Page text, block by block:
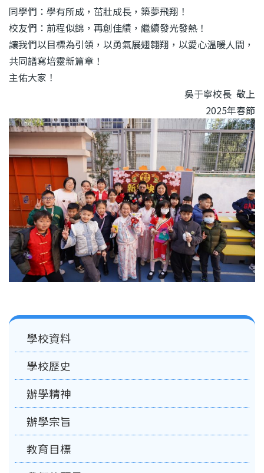
同學們：學有所成，茁壯成長，築夢飛翔！
校友們：前程似錦，再創佳績，繼續發光發熱！
讓我們以目標為引領，以勇氣展翅翱翔，以愛心溫暖人間，
共同譜寫培靈新篇章！
主佑大家！
吳于寧校長 敬上
2025年春節
Main
navigation
學校資料
學校歷史
辦學精神
辦學宗旨
教育目標